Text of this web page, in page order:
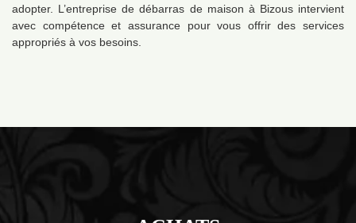
adopter. L’entreprise de débarras de maison à Bizous intervient
avec compétence et assurance pour vous offrir des services
appropriés à vos besoins.